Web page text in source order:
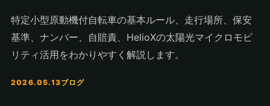
特定小型原動機付自転車の基本ルール、走行場所、保安
基準、ナンバー、自賠責、HelioXの太陽光マイクロモビ
リティ活用をわかりやすく解説します。
2026.05.13ブログ